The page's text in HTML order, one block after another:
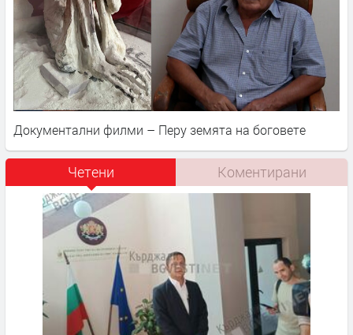
Документални филми – Перу земята на боговете
Четени Коментирани